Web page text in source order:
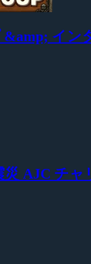
&amp; イ
AJC チ